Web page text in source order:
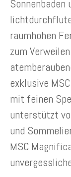
Sonnenbaden
raumhohen
zum
exklusive
mit feinen
unterstützt
und
MSC